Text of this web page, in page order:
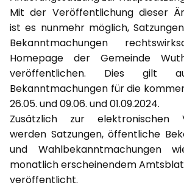
Mit der Veröffentlichung dieser
ist es nunmehr möglich,
Bekanntmachungen
Homepage der Gemeinde
veröffentlichen. Dies gilt
Bekanntmachungen für die
26.05. und 09.06. und 01.09.2024.
Zusätzlich zur elektronischen
werden Satzungen, öffentliche
und Wahlbekanntmachungen
monatlich erscheinendem
veröffentlicht.